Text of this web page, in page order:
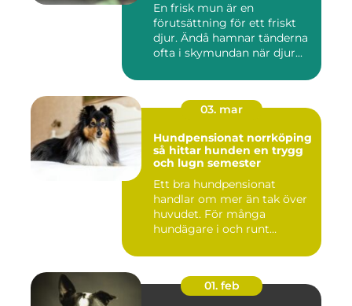
En frisk mun är en
förutsättning för ett friskt
djur. Ändå hamnar tänderna
ofta i skymundan när djur...
03. mar
Hundpensionat norrköping
så hittar hunden en trygg
och lugn semester
Ett bra hundpensionat
handlar om mer än tak över
huvudet. För många
hundägare i och runt
01. feb